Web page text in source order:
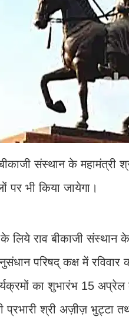
संस्थान के महामंत्री
पर भी किया जायेगा।
राव बीकाजी संस्थान के
परिषद् कक्ष में
का शुभारंभ 15 अप्रेल
प्रभारी श्री अज़ीज़ भुट्टा